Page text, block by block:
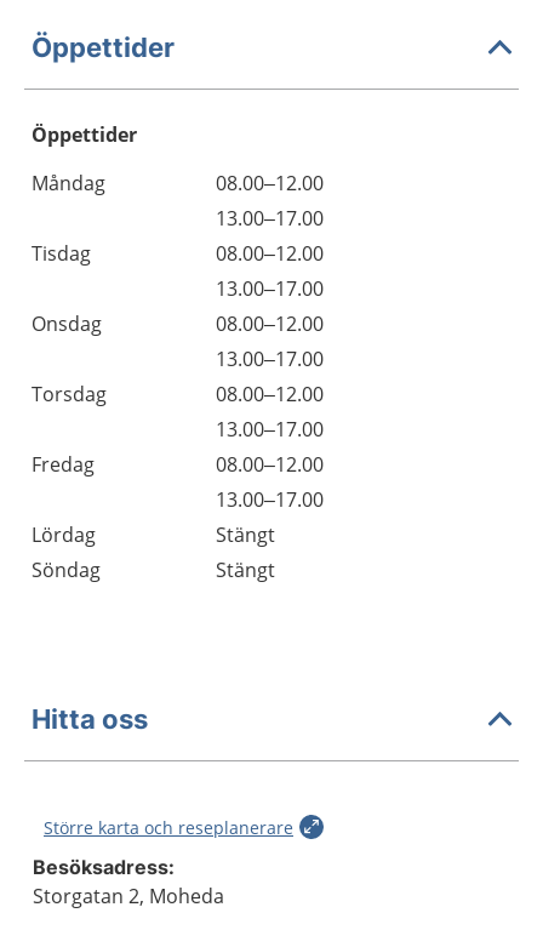
Öppettider
Öppettider
Dag
Öppettider
Kommentarer
Måndag
08.00–12.00
13.00–17.00
Tisdag
08.00–12.00
13.00–17.00
Onsdag
08.00–12.00
13.00–17.00
Torsdag
08.00–12.00
13.00–17.00
Fredag
08.00–12.00
13.00–17.00
Lördag
Stängt
Söndag
Stängt
Hitta oss
Större karta och reseplanerare
Besöksadress:
Storgatan 2, Moheda